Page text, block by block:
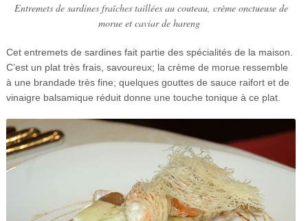
Entremets de sardines fraîches taillées au couteau, crème onctueuse de
morue et caviar de hareng
Cet entremets de sardines fait partie des spécialités de la maison.
C’est un plat très frais, savoureux; la crème de morue ressemble
à une brandade très fine; quelques gouttes de sauce raifort et de
vinaigre balsamique réduit donne une touche tonique à ce plat.